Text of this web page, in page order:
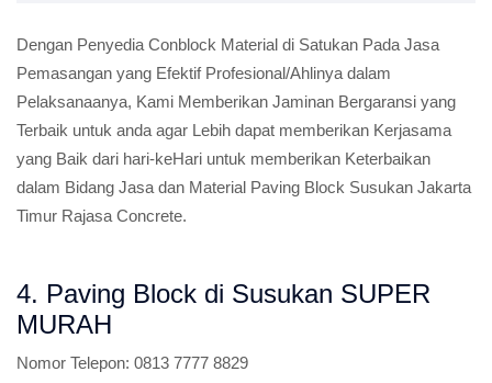
Dengan Penyedia Conblock Material di Satukan Pada Jasa
Pemasangan yang Efektif Profesional/Ahlinya dalam
Pelaksanaanya, Kami Memberikan Jaminan Bergaransi yang
Terbaik untuk anda agar Lebih dapat memberikan Kerjasama
yang Baik dari hari-keHari untuk memberikan Keterbaikan
dalam Bidang Jasa dan Material Paving Block Susukan Jakarta
Timur Rajasa Concrete.
4. Paving Block di Susukan SUPER
MURAH
Nomor Telepon: 0813 7777 8829